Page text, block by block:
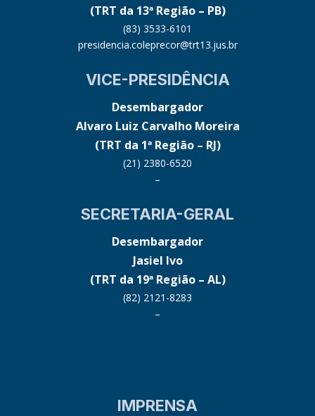
(TRT da 13ª Região – PB)
(83) 3533-6101
presidencia.coleprecor@trt13.jus.br
VICE-PRESIDÊNCIA
Desembargador
Alvaro Luiz Carvalho Moreira
(TRT da 1ª Região – RJ)
(21) 2380-6520
–
SECRETARIA-GERAL
Desembargador
Jasiel Ivo
(TRT da 19ª Região – AL)
(82) 2121-8283
–
IMPRENSA